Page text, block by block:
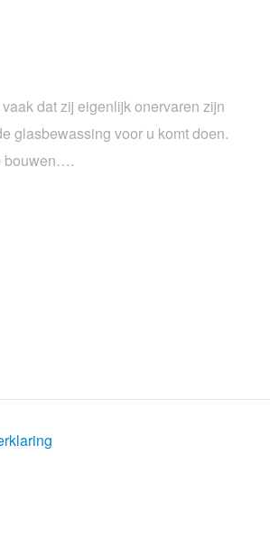
dat zij eigenlijk onervaren zijn
glasbewassing voor u komt doen.
bouwen….